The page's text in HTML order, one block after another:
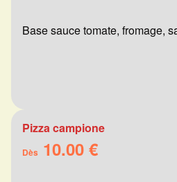
Base sauce tomate, fromage,
Pizza campione
Dès 10.00 €